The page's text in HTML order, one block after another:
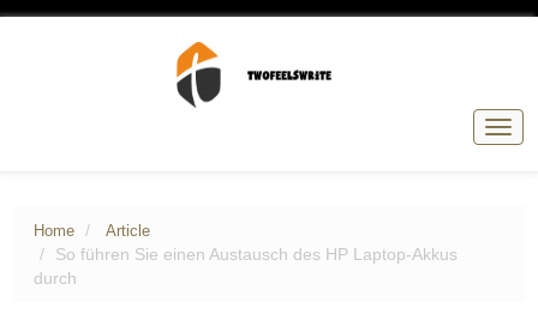
Home Article
So führen Sie einen Austausch des HP Laptop-Akkus
durch